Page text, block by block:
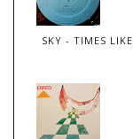
SKY - TIMES